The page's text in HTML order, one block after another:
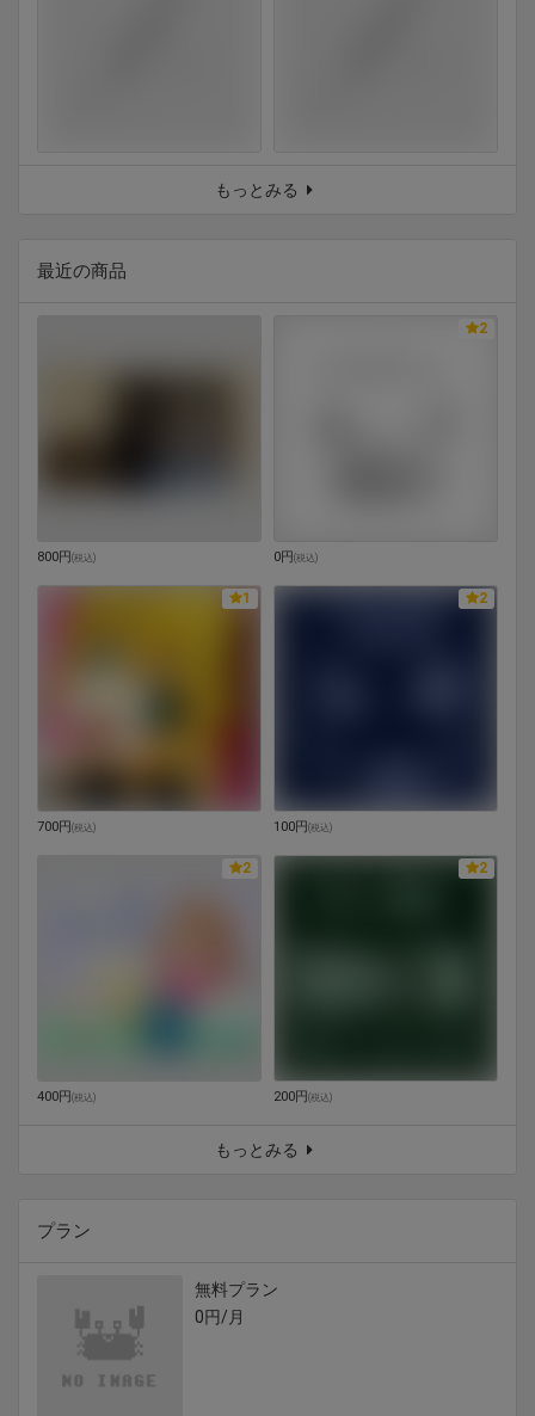
もっとみる
最近の商品
800円(税込)
2
0円(税込)
1
700円(税込)
2
100円(税込)
2
400円(税込)
2
200円(税込)
もっとみる
プラン
無料プラン
0円/月